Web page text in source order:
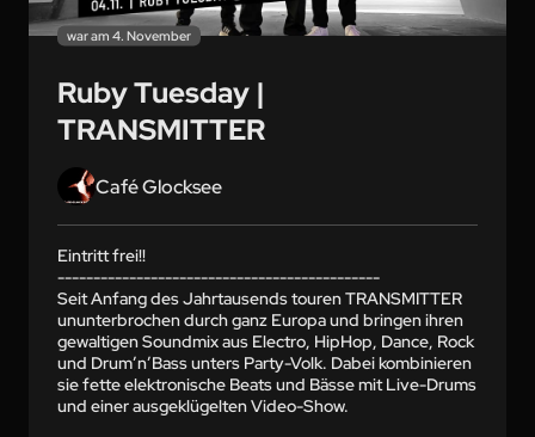
war am 4. November
Ruby Tuesday |
TRANSMITTER
Café Glocksee
Eintritt frei!!
---------------------------------------------
Seit Anfang des Jahrtausends touren TRANSMITTER
ununterbrochen durch ganz Europa und bringen ihren
gewaltigen Soundmix aus Electro, HipHop, Dance, Rock
und Drum’n’Bass unters Party-Volk. Dabei kombinieren
sie fette elektronische Beats und Bässe mit Live-Drums
und einer ausgeklügelten Video-Show.